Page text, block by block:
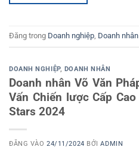
Đăng trong Doanh nghiệp, Doanh nhân
DOANH NGHIỆP, DOANH NHÂN
Doanh nhân Võ Văn
Vấn Chiến lược Cấp
Stars 2024
ĐĂNG VÀO24/11/2024 BỞIADMIN